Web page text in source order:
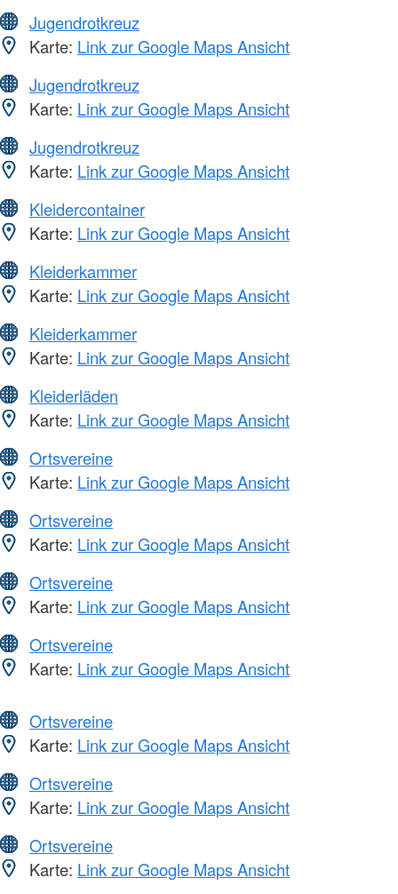
Jugendrotkreuz
Karte: Link zur Google Maps Ansicht
Jugendrotkreuz
Karte: Link zur Google Maps Ansicht
Jugendrotkreuz
Karte: Link zur Google Maps Ansicht
Kleidercontainer
Karte: Link zur Google Maps Ansicht
Kleiderkammer
Karte: Link zur Google Maps Ansicht
Kleiderkammer
Karte: Link zur Google Maps Ansicht
Kleiderläden
Karte: Link zur Google Maps Ansicht
Ortsvereine
Karte: Link zur Google Maps Ansicht
Ortsvereine
Karte: Link zur Google Maps Ansicht
Ortsvereine
Karte: Link zur Google Maps Ansicht
Ortsvereine
Karte: Link zur Google Maps Ansicht
Ortsvereine
Karte: Link zur Google Maps Ansicht
Ortsvereine
Karte: Link zur Google Maps Ansicht
Ortsvereine
Karte: Link zur Google Maps Ansicht